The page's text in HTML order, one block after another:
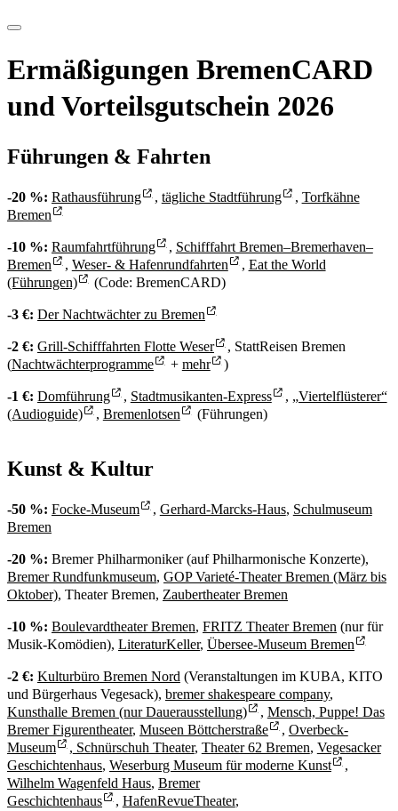
Ermäßigungen BremenCARD
und Vorteilsgutschein 2026
Führungen & Fahrten
-20 %: Rathausführung , tägliche Stadtführung , Torfkähne
Bremen
-10 %: Raumfahrtführung , Schifffahrt Bremen–Bremerhaven–
Bremen
, Weser- & Hafenrundfahrten , Eat the World
(Führungen)
(Code: BremenCARD)
-3 €: Der Nachtwächter zu Bremen
-2 €: Grill-Schifffahrten Flotte Weser
, StattReisen Bremen
(Nachtwächterprogramme + mehr )
-1 €: Domführung , Stadtmusikanten-Express , „Viertelflüsterer“
(Audioguide)
, Bremenlotsen (Führungen)
Kunst & Kultur
-50 %: Focke-Museum , Gerhard-Marcks-Haus, Schulmuseum
Bremen
-20 %: Bremer Philharmoniker (auf Philharmonische Konzerte),
Bremer Rundfunkmuseum, GOP Varieté-Theater Bremen (März bis
Oktober), Theater Bremen, Zaubertheater Bremen
-10 %: Boulevardtheater Bremen, FRITZ Theater Bremen (nur für
Musik-Komödien), LiteraturKeller, Übersee-Museum Bremen
-2 €: Kulturbüro Bremen Nord (Veranstaltungen im KUBA, KITO
und Bürgerhaus Vegesack), bremer shakespeare company,
Kunsthalle Bremen (nur Dauerausstellung)
, Mensch, Puppe! Das
Bremer Figurentheater, Museen Böttcherstraße , Overbeck-
Museum
, Schnürschuh Theater, Theater 62 Bremen, Vegesacker
Geschichtenhaus, Weserburg Museum für moderne Kunst
,
Wilhelm Wagenfeld Haus, Bremer
Geschichtenhaus
, HafenRevueTheater,